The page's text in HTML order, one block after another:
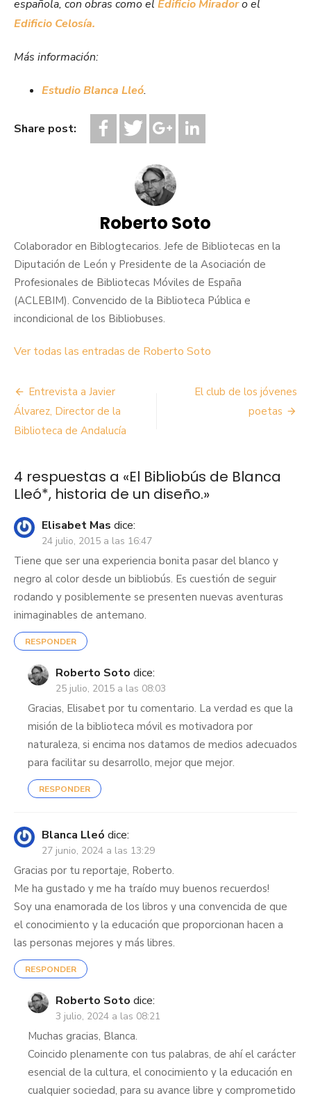
española, con obras como el Edificio Miradoro el
Edificio Celosía.
Más información:
Estudio Blanca Lleó.
Share post:
Roberto Soto
Colaborador en Biblogtecarios. Jefe de Bibliotecas en la
Diputación de León y Presidente de la Asociación de
Profesionales de Bibliotecas Móviles de España
(ACLEBIM). Convencido de la Biblioteca Pública e
incondicional de los Bibliobuses.
Ver todas las entradas de Roberto Soto
Navegación
de
entradas
Entrevista a Javier
Álvarez, Director de la
Biblioteca de Andalucía
El club de los jóvenes
poetas
4 respuestas a «El Bibliobús de Blanca
Lleó*, historia de un diseño.»
Elisabet Mas dice:
24 julio, 2015 a las 16:47
Tiene que ser una experiencia bonita pasar del blanco y
negro al color desde un bibliobús. Es cuestión de seguir
rodando y posiblemente se presenten nuevas aventuras
inimaginables de antemano.
RESPONDER
Roberto Soto dice:
25 julio, 2015 a las 08:03
Gracias, Elisabet por tu comentario. La verdad es que la
misión de la biblioteca móvil es motivadora por
naturaleza, si encima nos datamos de medios adecuados
para facilitar su desarrollo, mejor que mejor.
RESPONDER
Blanca Lleó dice:
27 junio, 2024 a las 13:29
Gracias por tu reportaje, Roberto.
Me ha gustado y me ha traído muy buenos recuerdos!
Soy una enamorada de los libros y una convencida de que
el conocimiento y la educación que proporcionan hacen a
las personas mejores y más libres.
RESPONDER
Roberto Soto dice:
3 julio, 2024 a las 08:21
Muchas gracias, Blanca.
Coincido plenamente con tus palabras, de ahí el carácter
esencial de la cultura, el conocimiento y la educación en
cualquier sociedad, para su avance libre y comprometido